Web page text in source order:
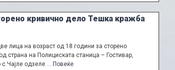
кривично дело Тешка кражба
лица на возраст од 18 години за сторено
страна на Полициската станица – Гостивар,
одзеле … Повеќе